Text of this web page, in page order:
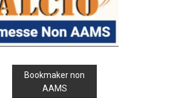
Bookmaker non
AAMS